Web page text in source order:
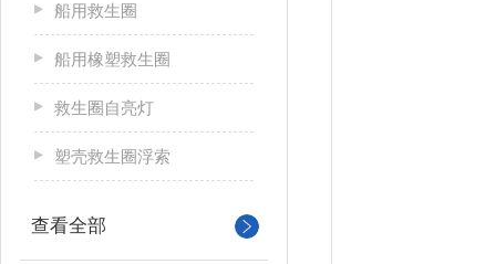
船用救生圈
船用橡塑救生圈
救生圈自亮灯
塑壳救生圈浮索
查看全部